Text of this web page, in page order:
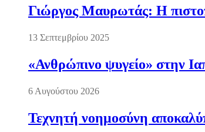
Γιώργος Μαυρωτάς: Η
13 Σεπτεμβρίου 2025
«Ανθρώπινο ψυγείο» στην
6 Αυγούστου 2026
Τεχνητή νοημοσύνη